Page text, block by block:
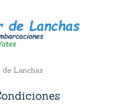
Lanchas